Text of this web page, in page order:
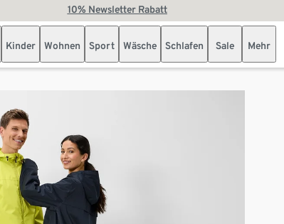
10% Newsletter Rabatt
Kinder Wohnen Sport Wäsche Schlafen Sale Mehr